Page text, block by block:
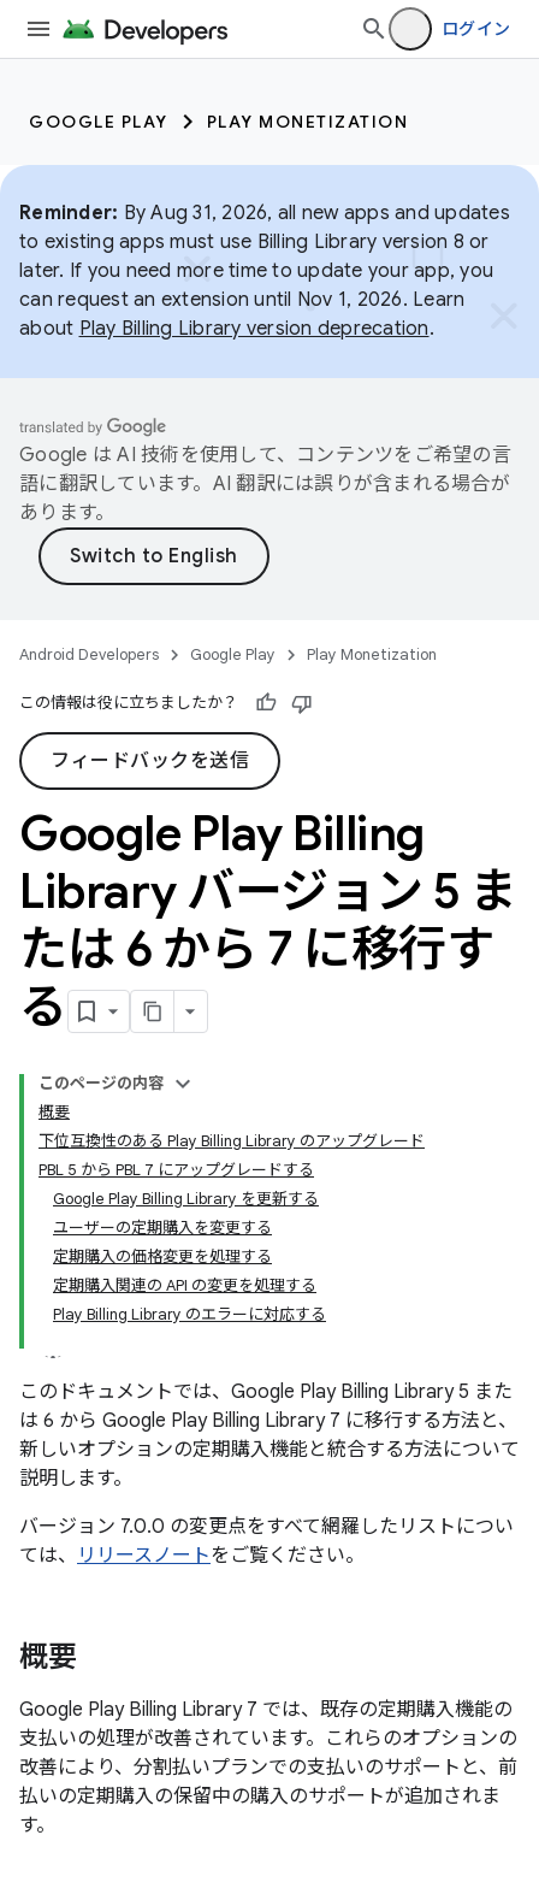
ログイン
GOOGLE PLAY PLAY MONETIZATION
Reminder: By Aug 31, 2026, all new apps and updates
to existing apps must use Billing Library version 8 or
later. If you need more time to update your app, you
can request an extension until Nov 1, 2026. Learn
about Play Billing Library version deprecation.
Google は AI 技術を使用して、コンテンツをご希望の言
語に翻訳しています。AI 翻訳には誤りが含まれる場合が
あります。
Android Developers Google Play Play Monetization
この情報は役に立ちましたか？
フィードバックを送信
Google Play Billing
Library バージョン 5 ま
たは 6 から 7 に移行す
る
このページの内容
概要
下位互換性のある Play Billing Library のアップグレード
PBL 5 から PBL 7 にアップグレードする
Google Play Billing Library を更新する
ユーザーの定期購入を変更する
定期購入の価格変更を処理する
定期購入関連の API の変更を処理する
Play Billing Library のエラーに対応する
このドキュメントでは、Google Play Billing Library 5 また
は 6 から Google Play Billing Library 7 に移行する方法と、
新しいオプションの定期購入機能と統合する方法について
説明します。
バージョン 7.0.0 の変更点をすべて網羅したリストについ
ては、
リリースノートをご覧ください。
概要
Google Play Billing Library 7 では、既存の定期購入機能の
支払いの処理が改善されています。これらのオプションの
改善により、分割払いプランでの支払いのサポートと、前
払いの定期購入の保留中の購入のサポートが追加されま
す。